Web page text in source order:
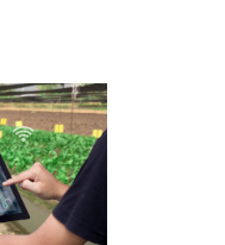
。常见的溯源设备